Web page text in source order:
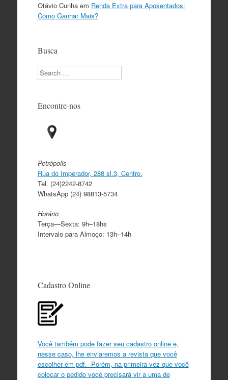
Otávio Cunhaem Renda Extra para Aposentados:
Como Ganhar Mais?
Busca
Search
Encontre-nos
Petrópolis
Rua do Imperador, 288 sl.3, Centro.
Tel. (24)2242-8742
WhatsApp (24) 98813-5734
Horário
Terça—Sexta: 9h–18hs
Intervalo para Almoço: 13h–14h
Cadastro Online
Você também pode fazer seu cadastro online e,
nesse caso, lhe enviaremos a revista que você
escolher em pdf. Porém, na primeira vez que você
colocar o pedido você precisará vir a uma de